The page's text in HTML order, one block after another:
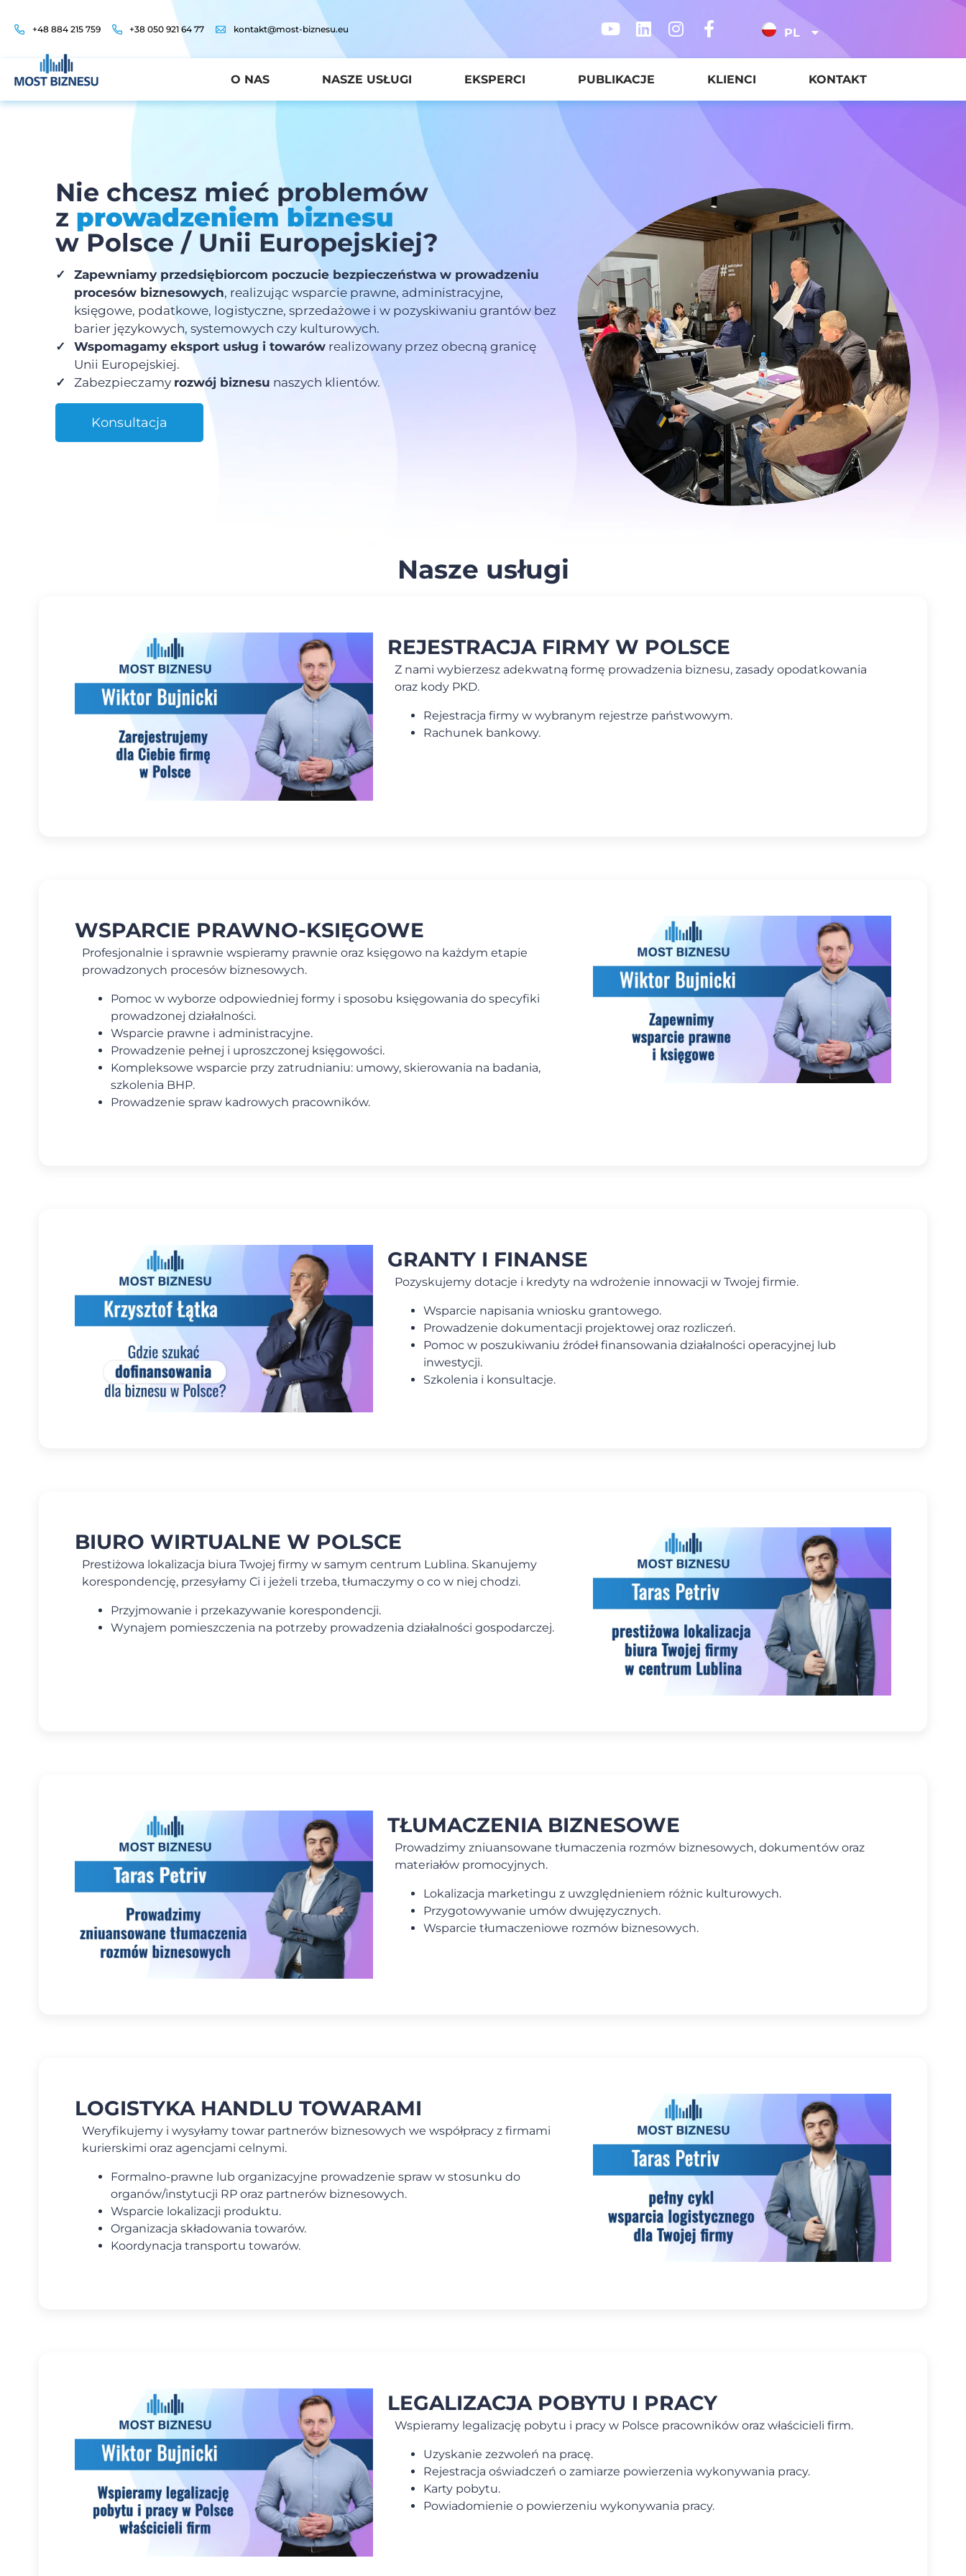
+48 884 215 759 +38 050 921 64 77 kontakt@most-biznesu.eu PL
O NAS NASZE USŁUGI EKSPERCI PUBLIKACJE KLIENCI KONTAKT
Nie chcesz mieć problemów
z prowadzeniem biznesu
w Polsce / Unii Europejskiej?
✓
Zapewniamy przedsiębiorcom poczucie bezpieczeństwa w prowadzeniu
procesów biznesowych, realizując wsparcie prawne, administracyjne,
księgowe, podatkowe, logistyczne, sprzedażowe i w pozyskiwaniu grantów bez
barier językowych, systemowych czy kulturowych.
✓
Wspomagamy eksport usług i towarówrealizowany przez obecną granicę
Unii Europejskiej.
✓
Zabezpieczamy rozwój biznesu naszych klientów.
Konsultacja
Nasze usługi
REJESTRACJA FIRMY W POLSCE
Z nami wybierzesz adekwatną formę prowadzenia biznesu, zasady opodatkowania
oraz kody PKD.
Rejestracja firmy w wybranym rejestrze państwowym.
Rachunek bankowy.
WSPARCIE PRAWNO-KSIĘGOWE
Profesjonalnie i sprawnie wspieramy prawnie oraz księgowo na każdym etapie
prowadzonych procesów biznesowych.
Pomoc w wyborze odpowiedniej formy i sposobu księgowania do specyfiki
prowadzonej działalności.
Wsparcie prawne i administracyjne.
Prowadzenie pełnej i uproszczonej księgowości.
Kompleksowe wsparcie przy zatrudnianiu: umowy, skierowania na badania,
szkolenia BHP.
Prowadzenie spraw kadrowych pracowników.
GRANTY I FINANSE
Pozyskujemy dotacje i kredyty na wdrożenie innowacji w Twojej firmie.
Wsparcie napisania wniosku grantowego.
Prowadzenie dokumentacji projektowej oraz rozliczeń.
Pomoc w poszukiwaniu źródeł finansowania działalności operacyjnej lub
inwestycji.
Szkolenia i konsultacje.
BIURO WIRTUALNE W POLSCE
Prestiżowa lokalizacja biura Twojej firmy w samym centrum Lublina. Skanujemy
korespondencję, przesyłamy Ci i jeżeli trzeba, tłumaczymy o co w niej chodzi.
Przyjmowanie i przekazywanie korespondencji.
Wynajem pomieszczenia na potrzeby prowadzenia działalności gospodarczej.
TŁUMACZENIA BIZNESOWE
Prowadzimy zniuansowane tłumaczenia rozmów biznesowych, dokumentów oraz
materiałów promocyjnych.
Lokalizacja marketingu z uwzględnieniem różnic kulturowych.
Przygotowywanie umów dwujęzycznych.
Wsparcie tłumaczeniowe rozmów biznesowych.
LOGISTYKA HANDLU TOWARAMI
Weryfikujemy i wysyłamy towar partnerów biznesowych wе współpracy z firmami
kurierskimi oraz agencjami celnymi.
Formalno-prawne lub organizacyjne prowadzenie spraw w stosunku do
organów/instytucji RP oraz partnerów biznesowych.
Wsparcie lokalizacji produktu.
Organizacja składowania towarów.
Koordynacja transportu towarów.
LEGALIZACJA POBYTU I PRACY
Wspieramy legalizację pobytu i pracy w Polsce pracowników oraz właścicieli firm.
Uzyskanie zezwoleń na pracę.
Rejestracja oświadczeń o zamiarze powierzenia wykonywania pracy.
Karty pobytu.
Powiadomienie o powierzeniu wykonywania pracy.